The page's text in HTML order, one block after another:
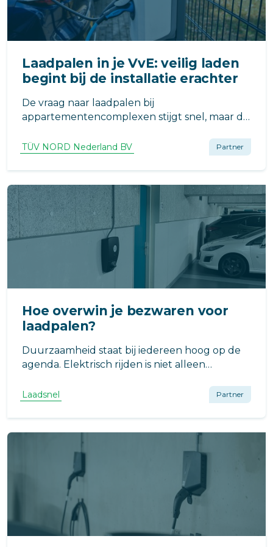
Laadpalen in je VvE: veilig laden
begint bij de installatie erachter
De vraag naar laadpalen bij
appartementencomplexen stijgt snel, maar de
gaat namelijk niet alleen om de laadpaal zelf,
maar om de gehele elektrische installatie die
erachter ligt.
TÜV NORD Nederland BV Partner
Hoe overwin je bezwaren voor
laadpalen?
Duurzaamheid staat bij iedereen hoog op de
agenda. Elektrisch rijden is niet alleen
voor onze planeet. Maar hoe zit het als de
Vereniging van Eigenaren op de rem trapt bij
het plaatsen van laadpalen?
Laadsnel Partner